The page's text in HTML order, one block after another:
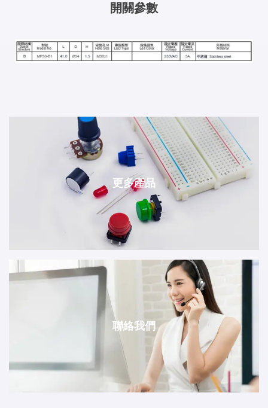
開關參數
更多產品
聯絡我們